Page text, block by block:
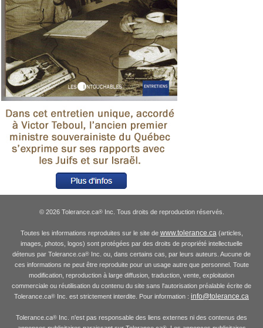
© 2026 Tolerance.ca®Inc. Tous droits de reproduction réservés.
Toutes les informations reproduites sur le site de www.tolerance.ca (articles,
images, photos, logos) sont protégées par des droits de propriété intellectuelle
détenus par Tolerance.ca® Inc. ou, dans certains cas, par leurs auteurs. Aucune de
ces informations ne peut être reproduite pour un usage autre que personnel. Toute
modification, reproduction à large diffusion, traduction, vente, exploitation
commerciale ou réutilisation du contenu du site sans l'autorisation préalable écrite de
Tolerance.ca® Inc. est strictement interdite. Pour information : info@tolerance.ca
Tolerance.ca® Inc. n'est pas responsable des liens externes ni des contenus des